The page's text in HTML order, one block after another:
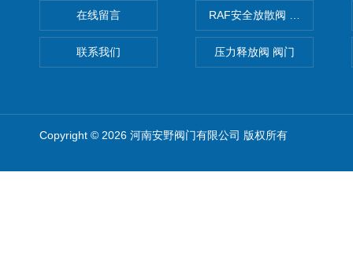
在线留言
联系我们
RAF安全放散阀 阀生产
压力释放阀 阀门
Copyright © 2026 河南安野阀门有限公司 版权所有